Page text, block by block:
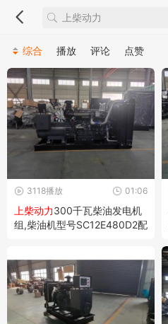
综合 播放 评论 点赞
01:06
3118播放
上柴动力300千瓦柴油发电机
组,柴油机型号SC12E480D2配